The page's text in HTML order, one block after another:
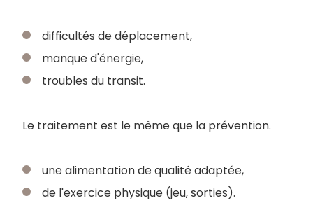
difficultés de déplacement,
manque d'énergie,
troubles du transit.
Le traitement est le même que la prévention.
une alimentation de qualité adaptée,
de l'exercice physique (jeu, sorties).